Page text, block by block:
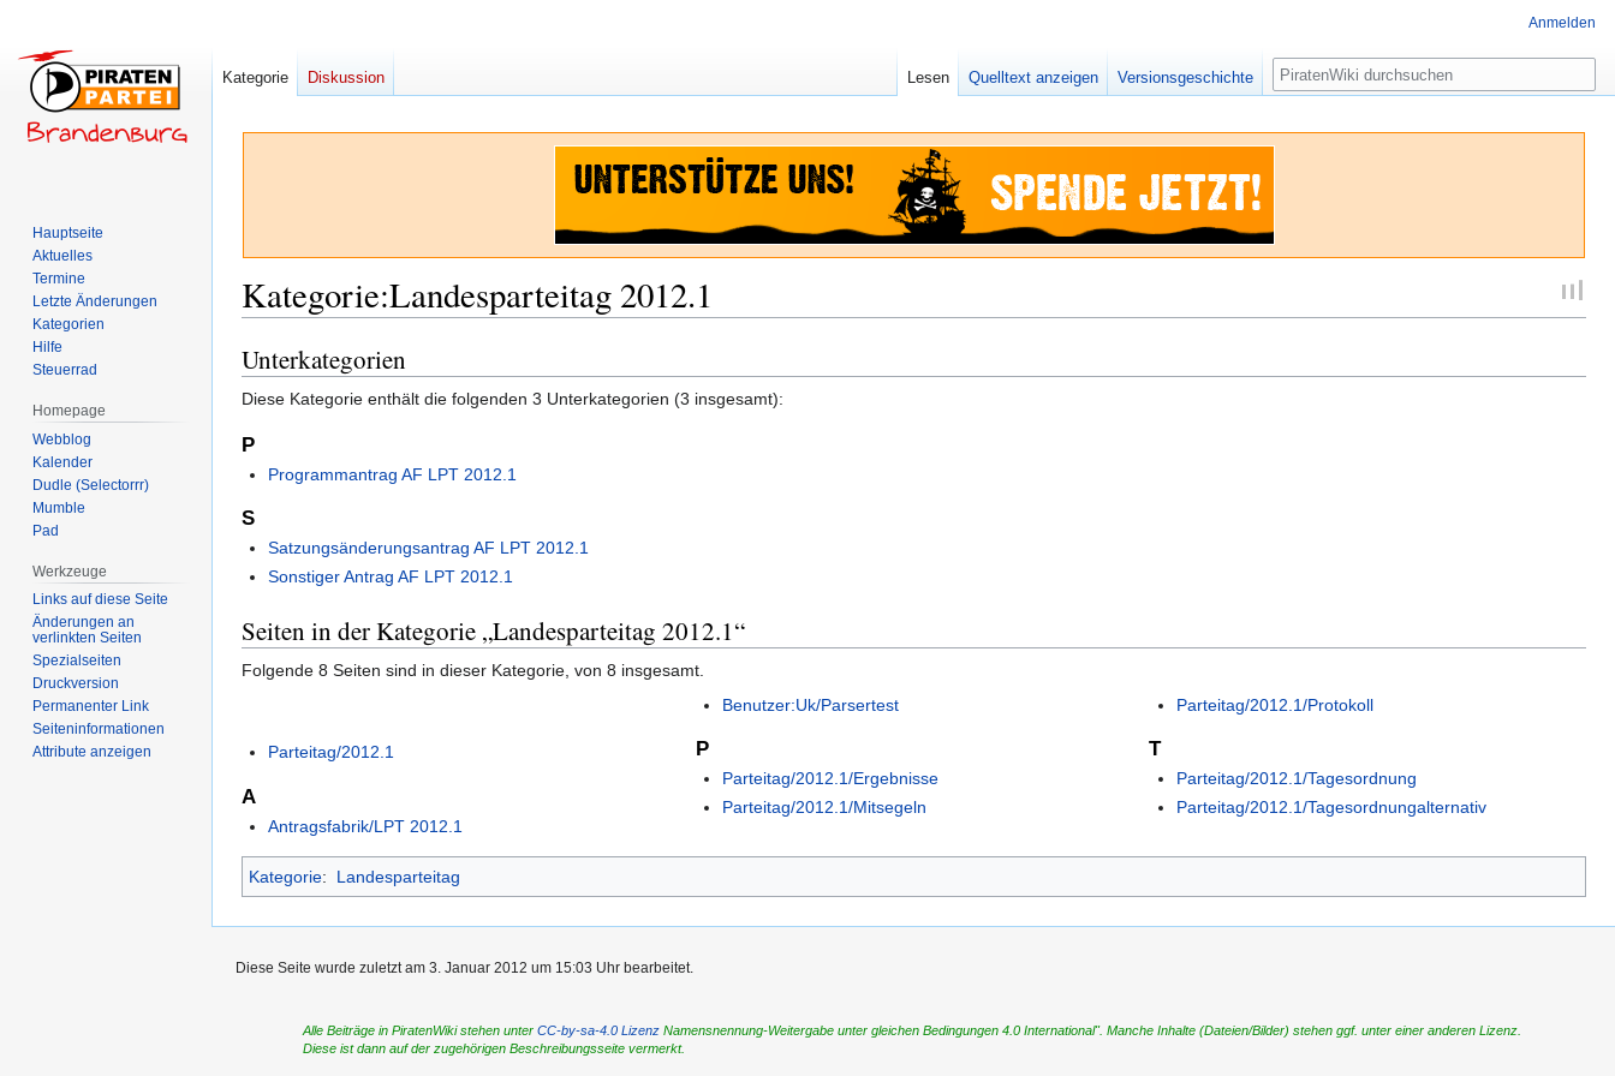
Kategorie:Landesparteitag 2012.1
Zur
Navigation
springen
Zur
Suche
springen
Unterkategorien
Diese Kategorie enthält die folgenden 3 Unterkategorien (3 insgesamt):
P
Programmantrag AF LPT 2012.1
S
Satzungsänderungsantrag AF LPT 2012.1
Sonstiger Antrag AF LPT 2012.1
Seiten in der Kategorie „Landesparteitag 2012.1“
Folgende 8 Seiten sind in dieser Kategorie, von 8 insgesamt.
Parteitag/2012.1
A
Antragsfabrik/LPT 2012.1
Benutzer:Uk/Parsertest
P
Parteitag/2012.1/Ergebnisse
Parteitag/2012.1/Mitsegeln
Parteitag/2012.1/Protokoll
T
Parteitag/2012.1/Tagesordnung
Parteitag/2012.1/Tagesordnungalternativ
Kategorie: Landesparteitag
Anmelden
Kategorie Diskussion Lesen Quelltext anzeigen Versionsgeschichte Suche
Hauptseite
Aktuelles
Termine
Letzte Änderungen
Kategorien
Hilfe
Steuerrad
Homepage
Webblog
Kalender
Dudle (Selectorrr)
Mumble
Pad
Werkzeuge
Links auf diese Seite
Änderungen an
verlinkten Seiten
Spezialseiten
Druckversion
Permanenter Link
Seiten­­informationen
Attribute anzeigen
Diese Seite wurde zuletzt am 3. Januar 2012 um 15:03 Uhr bearbeitet.
Alle Beiträge in PiratenWiki stehen unterCC-by-sa-4.0 Lizenz Namensnennung-Weitergabe unter gleichen Bedingungen 4.0 International". Manche Inhalte (Dateien/Bilder) stehen ggf. unter einer anderen Lizenz.
Diese ist dann auf der zugehörigen Beschreibungsseite vermerkt.